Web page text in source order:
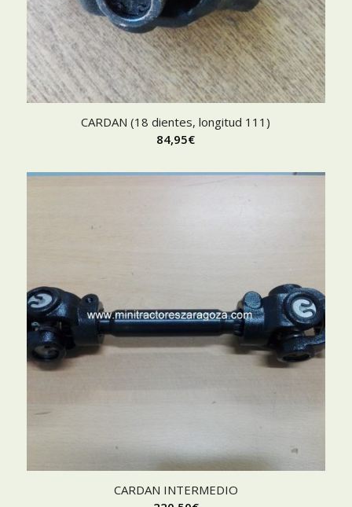
CARDAN (18 dientes, longitud 111)
84,95€
CARDAN INTERMEDIO